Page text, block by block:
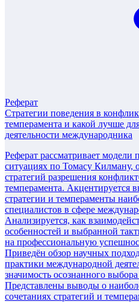
Реферат
Стратегии поведения в
темперамента и какой лучше
деятельности международника
Реферат рассматривает
ситуациях по Томасу Килману,
стратегий разрешения
темперамента. Акцентируется
стратегии и темпераменты
специалистов в сфере
Анализируется, как
особенностей и выбранной
на профессиональную
Приведён обзор научных
практики международной
значимость осознанного
Представлены выводы о
сочетаниях стратегий и